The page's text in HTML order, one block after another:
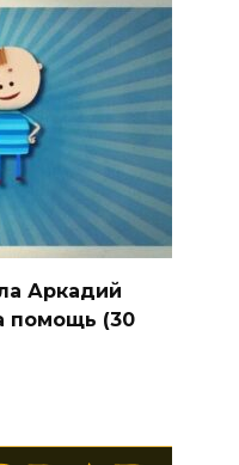
Аркадий
помощь (30